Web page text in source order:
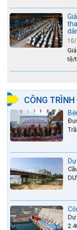
lũ....
tệ/
CÔNG